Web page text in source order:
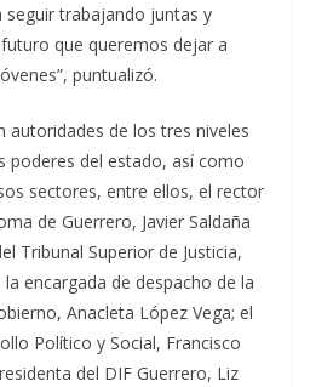
seguir trabajando juntas y
que queremos dejar a
puntualizó.
autoridades de los tres niveles
poderes del estado, así como
sectores, entre ellos, el rector
de Guerrero, Javier Saldaña
Tribunal Superior de Justicia,
encargada de despacho de la
Anacleta López Vega; el
Político y Social, Francisco
del DIF Guerrero, Liz